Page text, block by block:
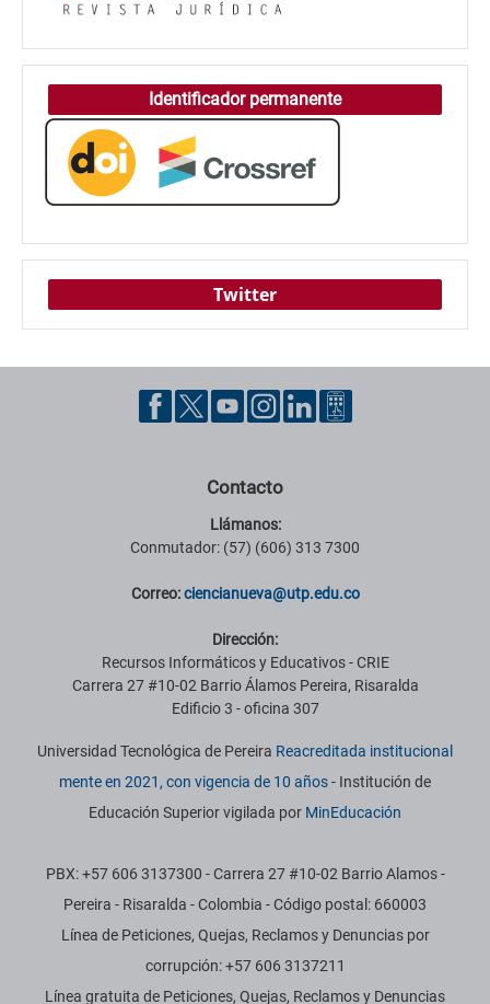
Identificador permanente
Twitter
Contacto
Llámanos:
Conmutador: (57) (606) 313 7300
Correo:ciencianueva@utp.edu.co
Dirección:
Recursos Informáticos y Educativos - CRIE
Carrera 27 #10-02 Barrio Álamos Pereira, Risaralda
Edificio 3 - oficina 307
Universidad Tecnológica de Pereira Reacreditada institucional
mente en 2021, con vigencia de 10 años- Institución de
Educación Superior vigilada por MinEducación
PBX: +57 606 3137300 - Carrera 27 #10-02 Barrio Alamos -
Pereira - Risaralda - Colombia - Código postal: 660003
Línea de Peticiones, Quejas, Reclamos y Denuncias por
corrupción: +57 606 3137211
Línea gratuita de Peticiones, Quejas, Reclamos y Denuncias